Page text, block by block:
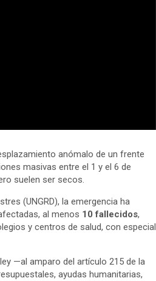
anómalo de un frente
masivas entre el 1 y el 6 de
suelen ser secos.
(UNGRD), la emergencia ha
al menos 10 fallecidos,
y centros de salud, con especial
—al amparo del artículo 215 de la
ayudas humanitarias,